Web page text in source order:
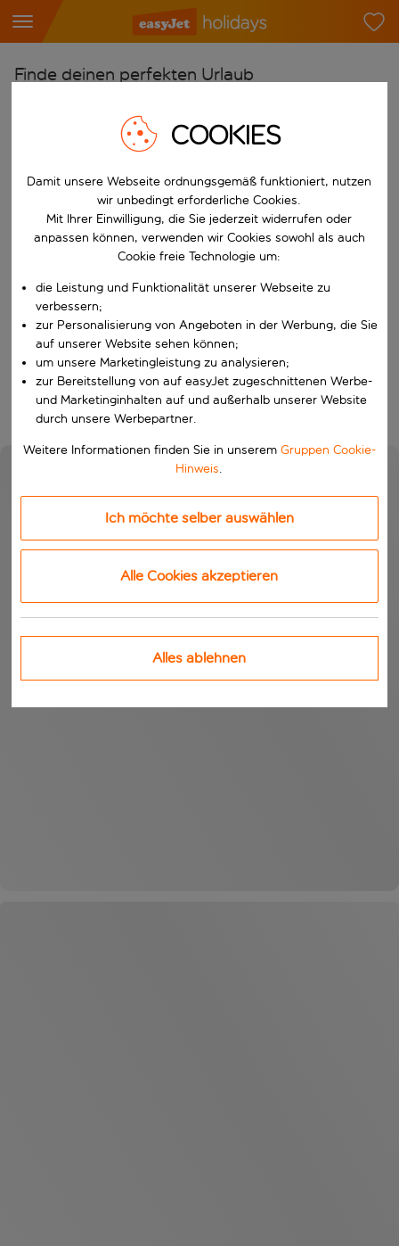
Finde deinen perfekten Urlaub
Flughafen wählen
Beginne mit der Eingabe für die automatische
Reiseziel wählen
Nach
Wähle ein Ab- und Rückflugdatum aus.
Reisezeitraum wählen
Wann
Wer
Suchen
COOKIES
Damit unsere Webseite ordnungsgemäß funktioniert, nutzen
wir unbedingt erforderliche Cookies.
Mit Ihrer Einwilligung, die Sie jederzeit widerrufen oder
anpassen können, verwenden wir Cookies sowohl als auch
Cookie freie Technologie um:
die Leistung und Funktionalität unserer Webseite zu
verbessern;
zur Personalisierung von Angeboten in der Werbung, die Sie
auf unserer Website sehen können;
um unsere Marketingleistung zu analysieren;
zur Bereitstellung von auf easyJet zugeschnittenen Werbe-
und Marketinginhalten auf und außerhalb unserer Website
durch unsere Werbepartner.
Weitere Informationen finden Sie in unserem Gruppen Cookie-
Hinweis.
Ich möchte selber auswählen
Alle Cookies akzeptieren
Alles ablehnen